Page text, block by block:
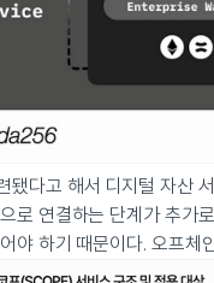
됐다고 해서 디지털 자산
로 연결하는 단계가 추가
야 하기 때문이다. 오프체